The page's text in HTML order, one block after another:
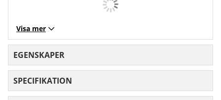
Visa mer
EGENSKAPER
SPECIFIKATION